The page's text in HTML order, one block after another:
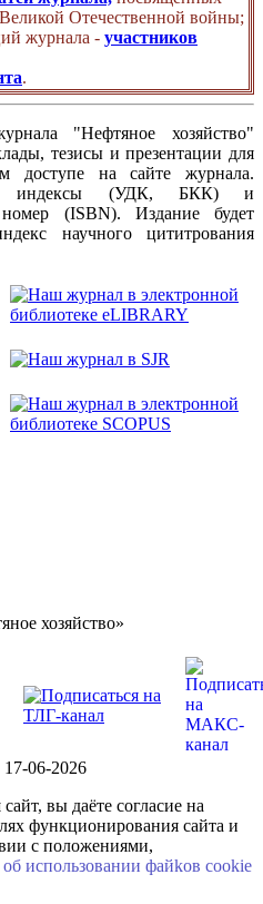
Отечественной войны;
журнала - участников
.
"Нефтяное хозяйство"
тезисы и презентации для
доступе на сайте журнала.
индексы (УДК, БКК) и
(ISBN). Издание будет
научного цититрования
хозяйство»
17-06-2026
вы даёте согласие на
функционирования сайта и
с положениями,
использовании файkов cookie